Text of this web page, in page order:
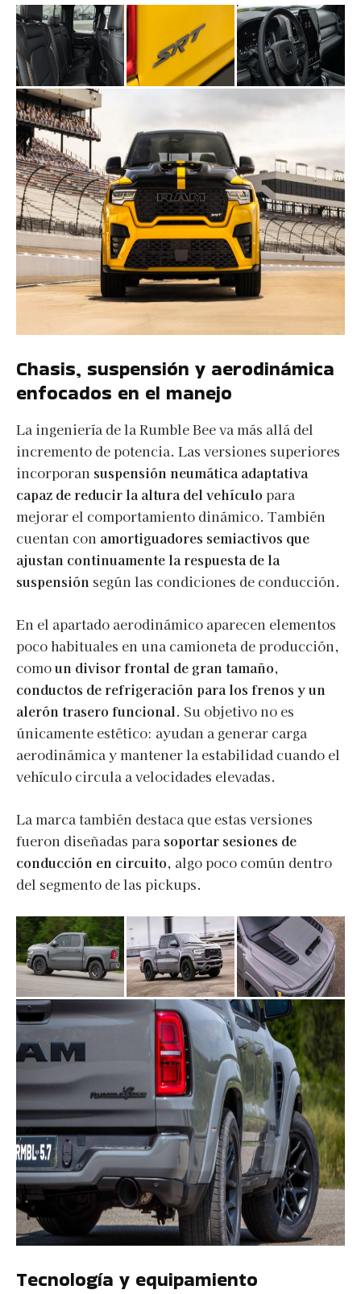
Chasis, suspensión y aerodinámica
enfocados en el manejo
La ingeniería de la Rumble Bee va más allá del
incremento de potencia. Las versiones superiores
incorporan suspensión neumática adaptativa
capaz de reducir la altura del vehículo para
mejorar el comportamiento dinámico. También
cuentan con amortiguadores semiactivos que
ajustan continuamente la respuesta de la
suspensión según las condiciones de conducción.
En el apartado aerodinámico aparecen elementos
poco habituales en una camioneta de producción,
comoun divisor frontal de gran tamaño,
conductos de refrigeración para los frenos y un
alerón trasero funcional. Su objetivo no es
únicamente estético: ayudan a generar carga
aerodinámica y mantener la estabilidad cuando el
vehículo circula a velocidades elevadas.
La marca también destaca que estas versiones
fueron diseñadas para soportar sesiones de
conducción en circuito, algo poco común dentro
del segmento de las pickups.
Tecnología y equipamiento